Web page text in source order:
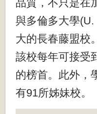
品質，不只是在
與多倫多大學
大的長春藤盟校
該校每年可接受
的榜首。此外，
有91所姊妹校。